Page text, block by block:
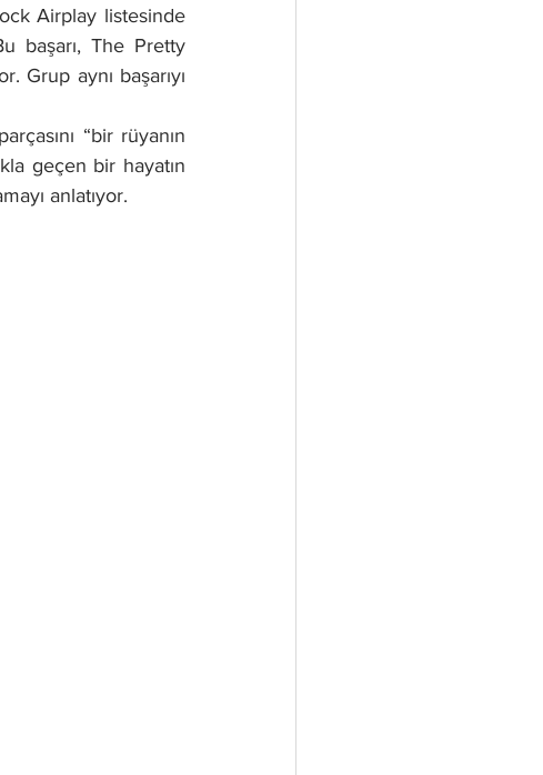
Airplay listesinde
başarı, The Pretty
Grup aynı başarıyı
“bir rüyanın
geçen bir hayatın
anlatıyor.